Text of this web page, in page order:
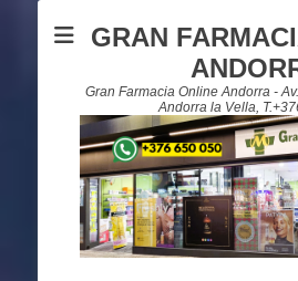
GRAN
Gran Farmacia Online Andorra -
Andorra la Vella,